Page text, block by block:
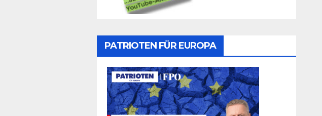
PATRIOTEN FÜR EUROPA